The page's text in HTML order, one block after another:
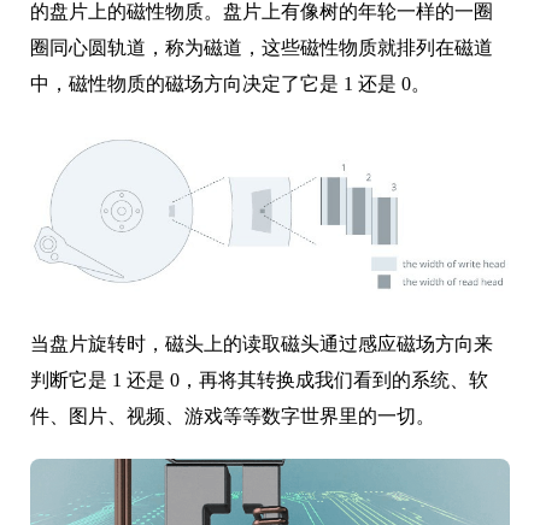
的盘片上的磁性物质。盘片上有像树的年轮一样的一圈
圈同心圆轨道，称为磁道，这些磁性物质就排列在磁道
中，磁性物质的磁场方向决定了它是 1 还是 0。
当盘片旋转时，磁头上的读取磁头通过感应磁场方向来
判断它是 1 还是 0，再将其转换成我们看到的系统、软
件、图片、视频、游戏等等数字世界里的一切。